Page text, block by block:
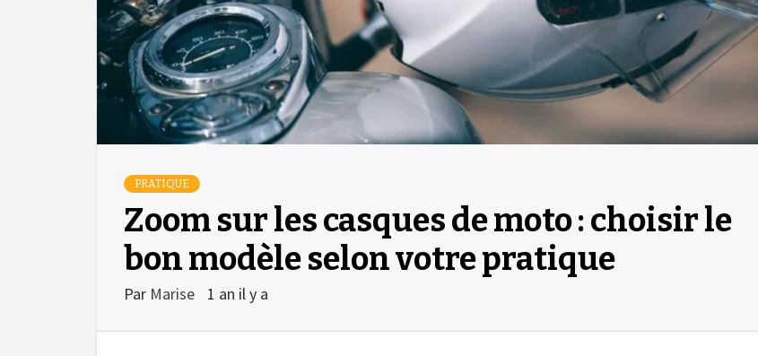
PRATIQUE
Zoom sur les casques de moto : choisir le
bon modèle selon votre pratique
Par Marise 1 an il y a